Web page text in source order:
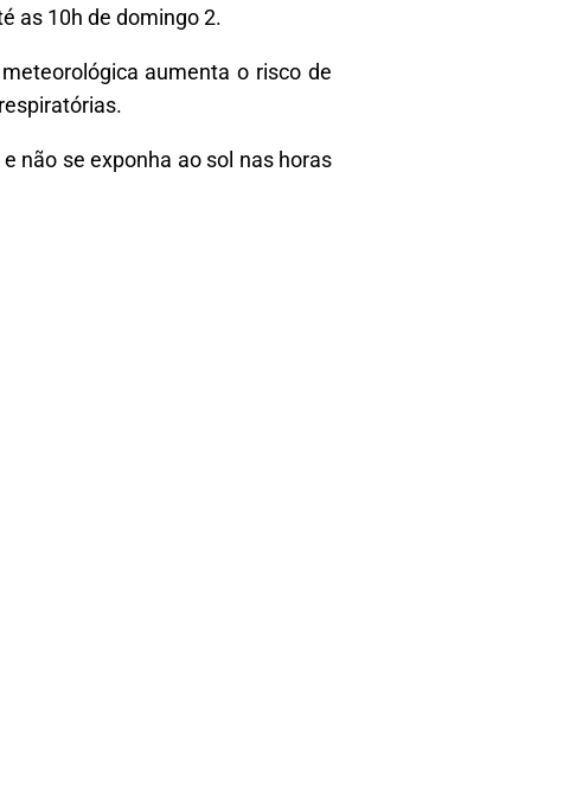
as 10h de domingo 2.
aumenta o risco de
não se exponha ao sol nas horas